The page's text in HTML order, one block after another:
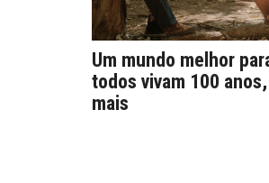
Um mundo melhor
todos vivam 100
mais